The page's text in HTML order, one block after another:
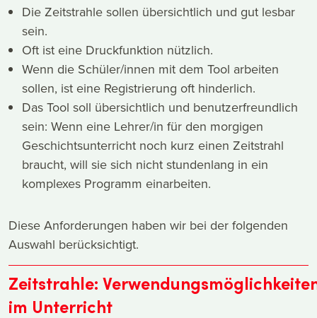
Die Zeitstrahle sollen übersichtlich und gut lesbar
sein.
Oft ist eine Druckfunktion nützlich.
Wenn die Schüler/innen mit dem Tool arbeiten
sollen, ist eine Registrierung oft hinderlich.
Das Tool soll übersichtlich und benutzerfreundlich
sein: Wenn eine Lehrer/in für den morgigen
Geschichtsunterricht noch kurz einen Zeitstrahl
braucht, will sie sich nicht stundenlang in ein
komplexes Programm einarbeiten.
Diese Anforderungen haben wir bei der folgenden
Auswahl berücksichtigt.
Zeitstrahle:
im Unterricht